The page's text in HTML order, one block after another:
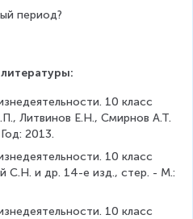
период?
10 класс
Литвинов Е.Н., Смирнов А.Т.
2013.
10 класс
С.Н. и др. 14-е изд., стер. - М.:
10 класс